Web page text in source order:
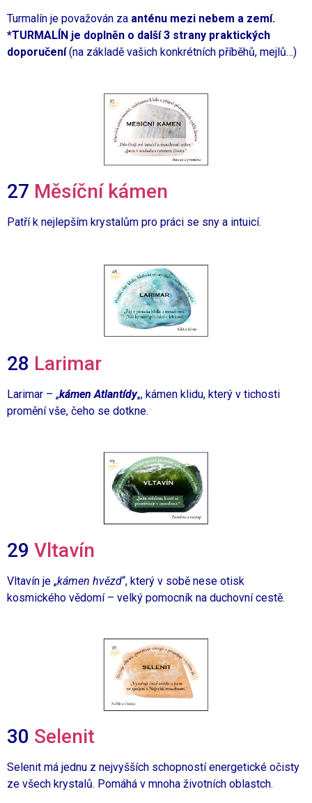
Turmalín je považován za anténu mezi nebem a zemí.
*TURMALÍN je doplněn o další 3 strany praktických
doporučení(na základě vašich konkrétních příběhů, mejlů…)
27 Měsíční kámen
Patří k nejlepším krystalům pro práci se sny a intuicí.
28 Larimar
Larimar – „kámen Atlantídy„, kámen klidu, který v tichosti
promění vše, čeho se dotkne.
29 Vltavín
Vltavín je „kámen hvězd“, který v sobě nese otisk
kosmického vědomí – velký pomocník na duchovní cestě.
30 Selenit
Selenit má jednu z nejvyšších schopností energetické očisty
ze všech krystalů. Pomáhá v mnoha životních oblastch.